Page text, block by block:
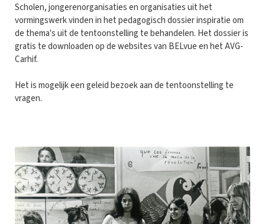
Scholen, jongerenorganisaties en organisaties uit het
vormingswerk vinden in het pedagogisch dossier inspiratie om
de thema's uit de tentoonstelling te behandelen. Het dossier is
gratis te downloaden op de websites van BELvue en het AVG-
Carhif.
Het is mogelijk een geleid bezoek aan de tentoonstelling te
vragen.